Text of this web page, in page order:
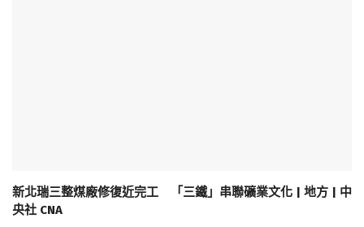
新北瑞三整煤廠修復近完工 「三鐵」串聯礦業文化 | 地方 | 中
央社 CNA